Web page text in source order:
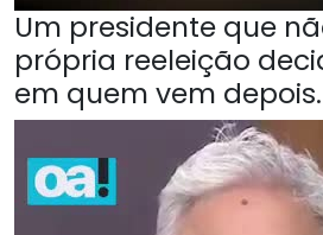
Um presidente que
própria reeleição
em quem vem depois.